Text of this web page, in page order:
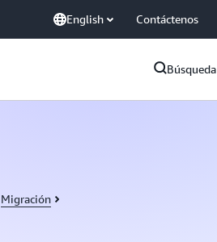
English Contáctenos
Búsqueda
Migración